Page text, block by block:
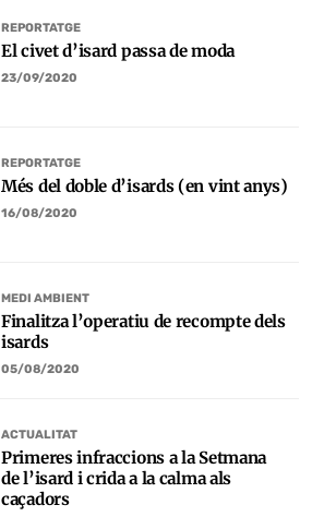
REPORTATGE
El civet d’isard passa de moda
23/09/2020
REPORTATGE
Més del doble d’isards (en vint anys)
16/08/2020
MEDI AMBIENT
Finalitza l’operatiu de recompte dels
isards
05/08/2020
ACTUALITAT
Primeres infraccions a la Setmana
de l’isard i crida a la calma als
caçadors